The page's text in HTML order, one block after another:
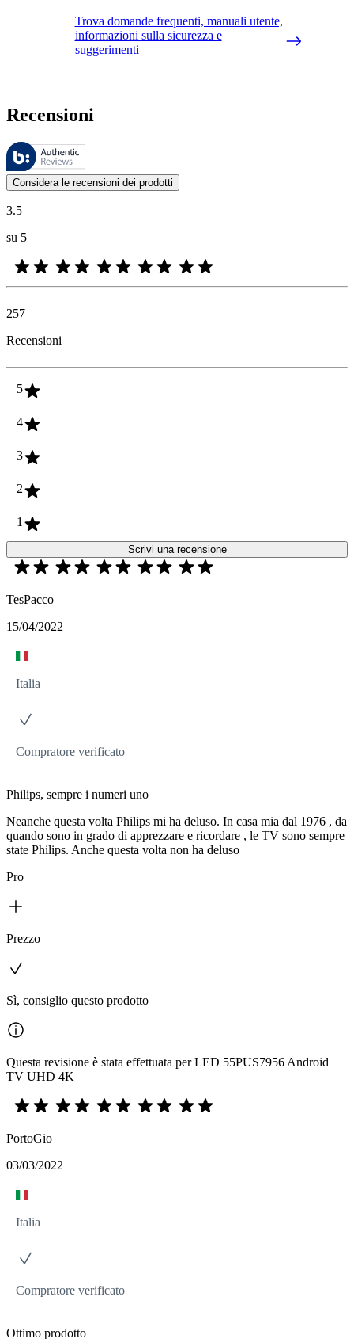
Trova domande frequenti, manuali utente,
informazioni sulla sicurezza e
suggerimenti
Recensioni
Queste recensioni sono gestite da Bazaarvoice e sono conformi
Le valutazioni dei prodotti e le classificazioni in stelle da parte degli
Considera le recensioni dei prodotti
3.5
su 5
257
Recensioni
5
4
3
2
1
Scrivi una recensione
TesPacco
15/04/2022
Italia
Compratore verificato
Philips, sempre i numeri uno
Neanche questa volta Philips mi ha deluso. In casa mia dal 1976 , da
quando sono in grado di apprezzare e ricordare , le TV sono sempre
state Philips. Anche questa volta non ha deluso
Pro
Prezzo
Sì, consiglio questo prodotto
Questa revisione è stata effettuata per LED 55PUS7956 Android
TV UHD 4K
PortoGio
03/03/2022
Italia
Compratore verificato
Ottimo prodotto